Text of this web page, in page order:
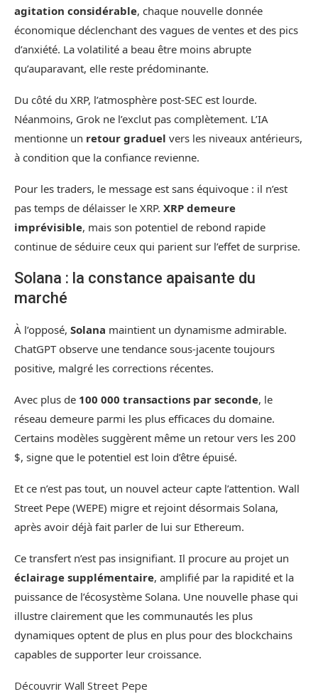
agitation considérable, chaque nouvelle donnée
économique déclenchant des vagues de ventes et des pics
d’anxiété. La volatilité a beau être moins abrupte
qu’auparavant, elle reste prédominante.
Du côté du XRP, l’atmosphère post-SEC est lourde.
Néanmoins, Grok ne l’exclut pas complètement. L’IA
mentionne un retour graduel vers les niveaux antérieurs,
à condition que la confiance revienne.
Pour les traders, le message est sans équivoque : il n’est
pas temps de délaisser le XRP. XRP demeure
imprévisible, mais son potentiel de rebond rapide
continue de séduire ceux qui parient sur l’effet de surprise.
Solana : la constance apaisante du
marché
À l’opposé, Solana maintient un dynamisme admirable.
ChatGPT observe une tendance sous-jacente toujours
positive, malgré les corrections récentes.
Avec plus de 100 000 transactions par seconde, le
réseau demeure parmi les plus efficaces du domaine.
Certains modèles suggèrent même un retour vers les 200
$, signe que le potentiel est loin d’être épuisé.
Et ce n’est pas tout, un nouvel acteur capte l’attention. Wall
Street Pepe (WEPE) migre et rejoint désormais Solana,
après avoir déjà fait parler de lui sur Ethereum.
Ce transfert n’est pas insignifiant. Il procure au projet un
éclairage supplémentaire, amplifié par la rapidité et la
puissance de l’écosystème Solana. Une nouvelle phase qui
illustre clairement que les communautés les plus
dynamiques optent de plus en plus pour des blockchains
capables de supporter leur croissance.
Découvrir Wall Street Pepe